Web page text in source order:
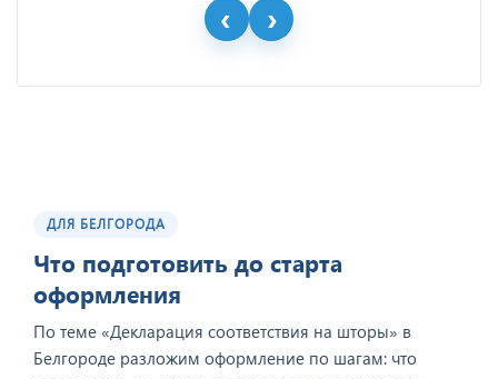
ДЛЯ БЕЛГОРОДА
Что подготовить до старта
оформления
По теме «Декларация соответствия на шторы» в
Белгороде разложим оформление по шагам: что